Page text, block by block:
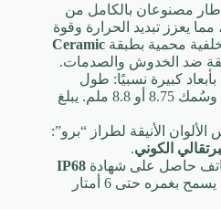
مصنوعان بالكامل من
مما يعزز تبديد الحرارة وقوة
محمية بطبقة Ceramic
ضد الخدوش والصدمات.
بأبعاد كبيرة نسبيًا: طول
163.4 ملم، عرض 78 ملم، وسُمك 8.75 أو 8.8 ملم. يبلغ
الألوان الأنيقة لطراز “برو”:
الكوني.
حاصل على شهادة IP68
لمقاومة الماء والغبار، مما يسمح بغمره حتى 6 أمتار